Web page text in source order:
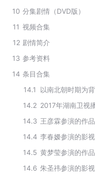
10 分集剧情（DVD版）
11 视频合集
12 剧情简介
13 参考资料
14 条目合集
14.1
14.2
14.3 王彦霖参演的作品
14.4
14.5 黄梦莹参演的作品
14.6